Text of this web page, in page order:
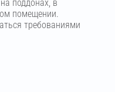
поддонах, в
помещении.
требованиями